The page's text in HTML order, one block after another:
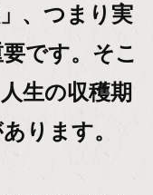
、つまり実
です。そこ
生の収穫期
ります。